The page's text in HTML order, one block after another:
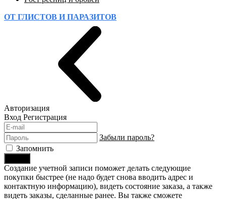
ОТ ГЛИСТОВ И ПАРАЗИТОВ
Авторизация
Вход Регистрация
Забыли пароль?
Запомнить
Создание учетной записи поможет делать следующие
покупки быстрее (не надо будет снова вводить адрес и
контактную информацию), видеть состояние заказа, а также
видеть заказы, сделанные ранее. Вы также сможете